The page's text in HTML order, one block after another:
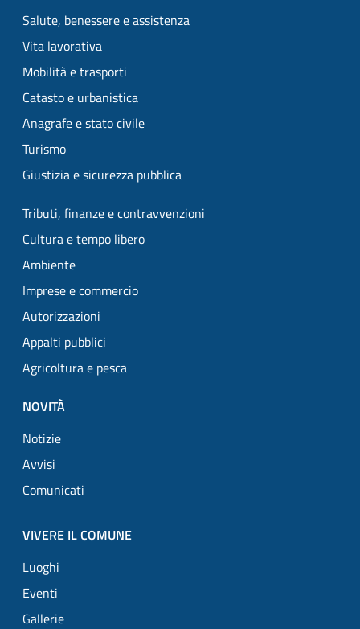
Salute, benessere e assistenza
Vita lavorativa
Mobilità e trasporti
Catasto e urbanistica
Anagrafe e stato civile
Turismo
Giustizia e sicurezza pubblica
Tributi, finanze e contravvenzioni
Cultura e tempo libero
Ambiente
Imprese e commercio
Autorizzazioni
Appalti pubblici
Agricoltura e pesca
NOVITÀ
Notizie
Avvisi
Comunicati
VIVERE IL COMUNE
Luoghi
Eventi
Gallerie